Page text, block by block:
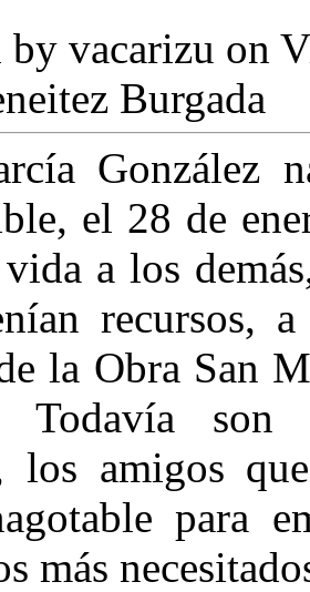
by vacarizu on
Burgada
González
el 28 de
a los
recursos,
la Obra San
Todavía
los amigos
para
más